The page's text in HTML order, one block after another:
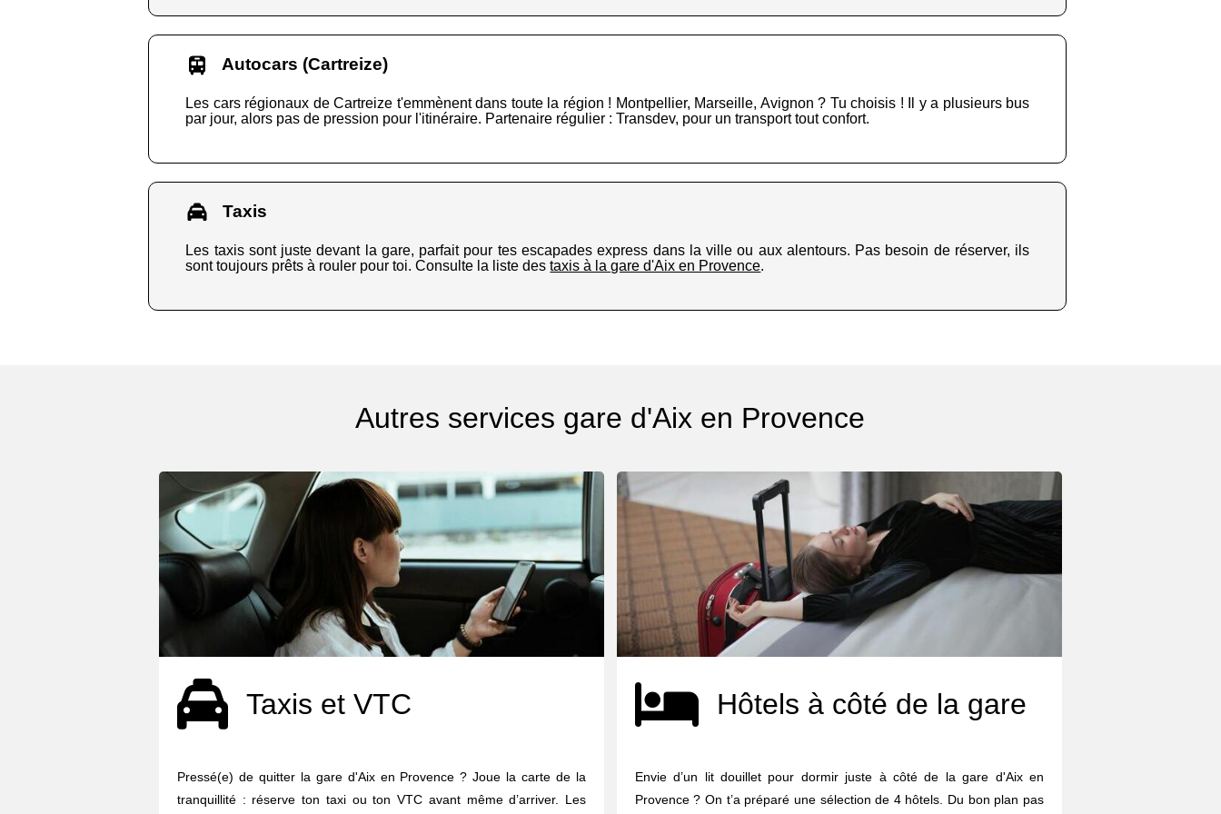
Autocars (Cartreize)
Les cars régionaux de Cartreize t'emmènent dans toute la région ! Montpellier, Marseille, Avignon ? Tu choisis ! Il y a plusieurs bus
par jour, alors pas de pression pour l'itinéraire. Partenaire régulier : Transdev, pour un transport tout confort.
Taxis
Les taxis sont juste devant la gare, parfait pour tes escapades express dans la ville ou aux alentours. Pas besoin de réserver, ils
sont toujours prêts à rouler pour toi. Consulte la liste destaxis à la gare d'Aix en Provence.
Autres services gare d'Aix en Provence
Taxis et VTC
Pressé(e) de quitter la gare d'Aix en Provence ? Joue la carte de la
tranquillité : réserve ton taxi ou ton VTC avant même d’arriver. Les
Hôtels à côté de la gare
Envie d’un lit douillet pour dormir juste à côté de la gare d'Aix en
Provence ? On t’a préparé une sélection de 4 hôtels. Du bon plan pas